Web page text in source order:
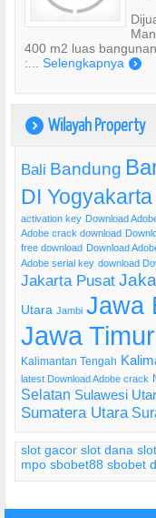
400 m2 luas
:... Selengkapnya )
) Wilayah Property
Bali Bandung
DI Yogyakarta
activation key Download
Adobe crack download
free download Download
Adobe serial key download
Jakarta Pusat
Utara Jambi Jawa
Jawa Timur
Kalimantan Tengah
latest Download Adobe crack
Selatan Sulawesi
Sumatera Utara
slot gacor slot dana
mpo sbobet88 sbobet